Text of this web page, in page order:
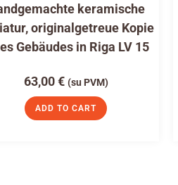
keramische
originalgetreue Kopie
Gebäudes in Riga LV 15
63,00€ (su PVM)
ADD TO CART